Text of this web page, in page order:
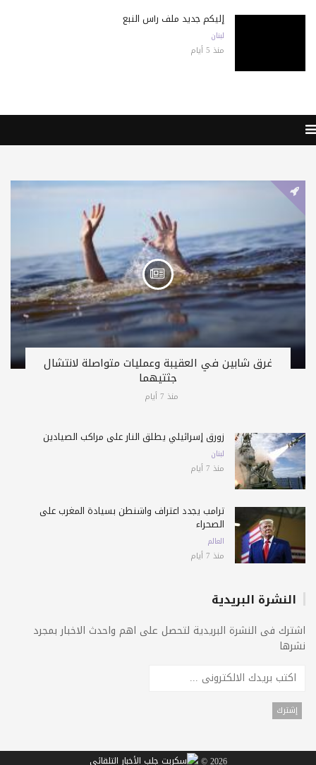
إليكم جديد ملف رأس النبع
لبنان
منذ 5 أيام
غرق شابين في العقيبة وعمليات متواصلة لانتشال
جثتيهما
منذ 7 أيام
زورق إسرائيلي يطلق النار على مراكب الصيادين
لبنان
منذ 7 أيام
ترامب يجدد اعتراف واشنطن بسيادة المغرب على
الصحراء
العالم
منذ 7 أيام
النشرة البريدية
اشترك فى النشرة البريدية لتحصل على اهم واحدث الاخبار بمجرد
نشرها
2026 ©